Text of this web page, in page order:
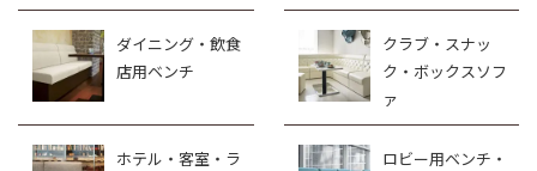
ダイニング・飲食
店用ベンチ
クラブ・スナッ
ク・ボックスソフ
ァ
ホテル・客室・ラ
ロビー用ベンチ・